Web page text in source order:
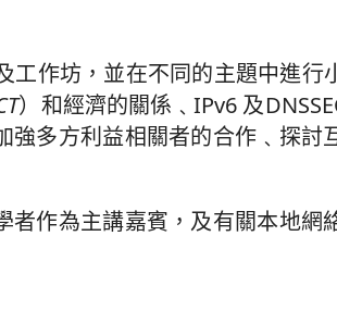
作坊，並在不同的主題中進行
）和經濟的關係﹑IPv6 及
多方利益相關者的合作﹑探討
作為主講嘉賓，及有關本地網